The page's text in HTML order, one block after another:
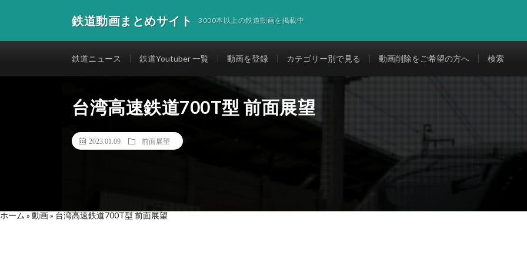
鉄道動画まとめサイト 3000本以上の鉄道動画を掲載中
鉄道ニュース 鉄道Youtuber 一覧 動画を登録 カテゴリー別で見る 動画削除をご希望の方へ 検索
台湾高速鉄道700T型 前面展望
2023.01.09 前面展望
ホーム » 動画» 台湾高速鉄道700T型 前面展望